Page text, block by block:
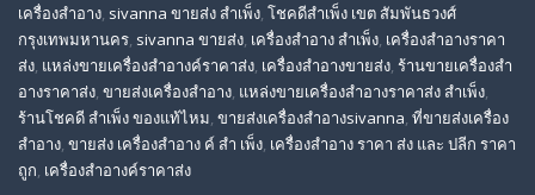
เครื่องสำอาง, sivanna ขายส่ง สําเพ็ง, โชคดีสำเพ็ง เขต สัมพันธวงศ์
กรุงเทพมหานคร, sivanna ขายส่ง, เครื่องสําอาง สําเพ็ง, เครื่องสําอางราคา
ส่ง, แหล่งขายเครื่องสําอางค์ราคาส่ง, เครื่องสําอางขายส่ง, ร้านขายเครื่องสํา
อางราคาส่ง, ขายส่งเครื่องสําอาง, แหล่งขายเครื่องสําอางราคาส่ง สําเพ็ง,
ร้านโชคดี สําเพ็ง ของแท้ไหม, ขายส่งเครื่องสําอางsivanna, ที่ขายส่งเครื่อง
สําอาง, ขายส่ง เครื่องสำอาง ค์ สำ เพ็ง, เครื่องสำอาง ราคา ส่ง และ ปลีก ราคา
ถูก, เครื่องสำอางค์ราคาส่ง